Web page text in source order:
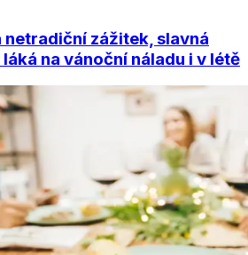
zážitek, slavná
na vánoční náladu i v létě